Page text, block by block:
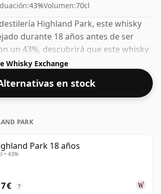
43%Volumen:70cl
Highland Park, este whisky
durante 18 años antes de ser
un 43%, descubrirá que este whisky
la intensidad ideal para sorber. Se
de tamaño normal de 70cl.
Whisky Exchange
en stock
PARK
Park 18 años
• 43%
€ ?